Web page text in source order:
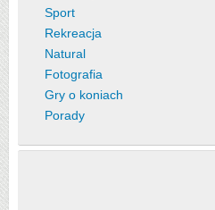
Sport
Rekreacja
Natural
Fotografia
Gry o koniach
Porady